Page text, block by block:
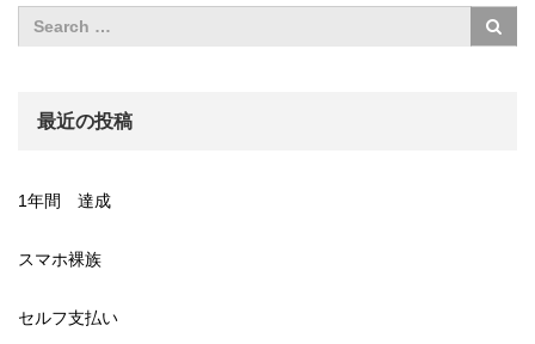
最近の投稿
1年間 達成
スマホ裸族
セルフ支払い